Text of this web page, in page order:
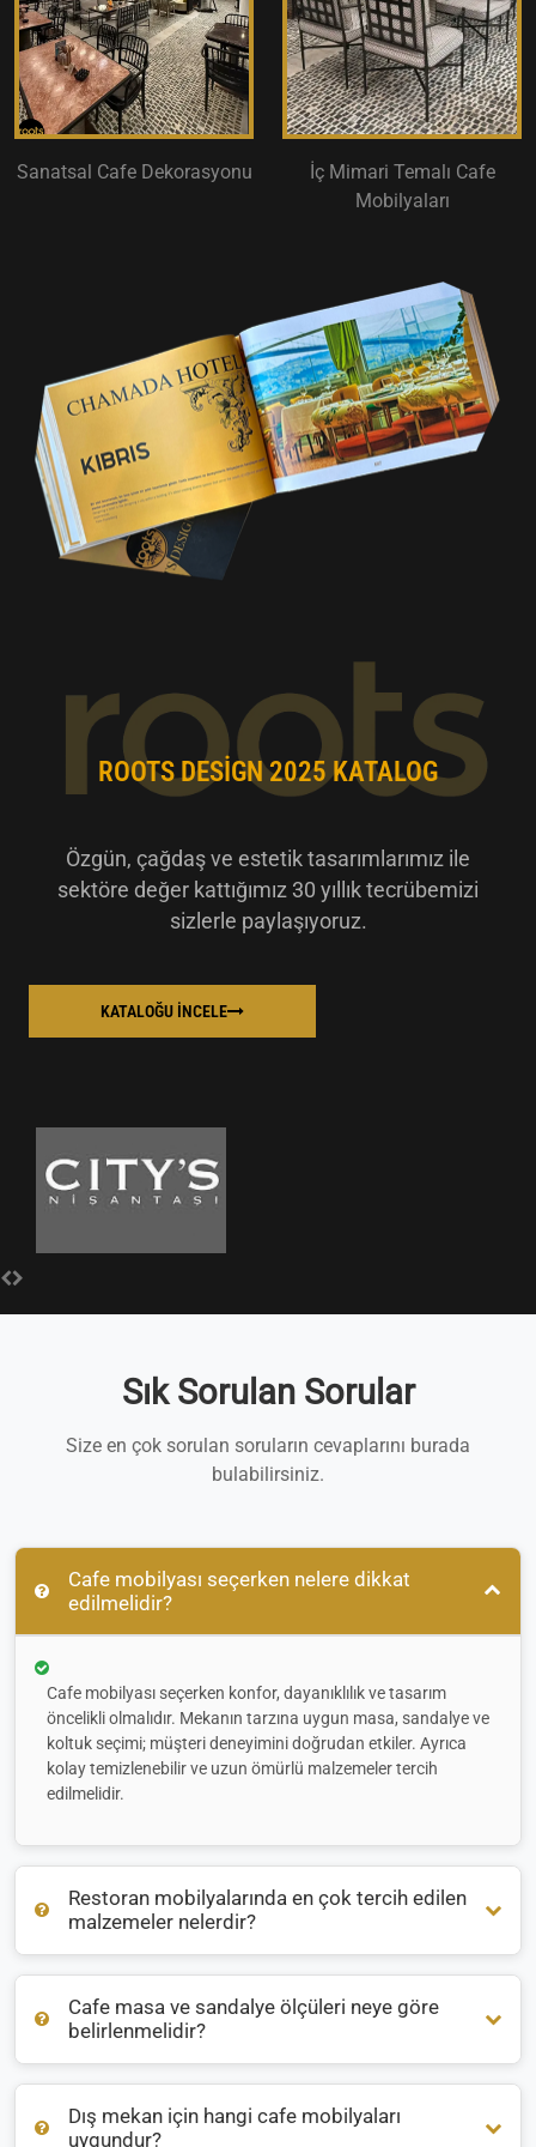
Sanatsal Cafe Dekorasyonu
İç Mimari Temalı Cafe
Mobilyaları
ROOTS DESIGN 2025 KATALOG
Özgün, çağdaş ve estetik tasarımlarımız ile
sektöre değer kattığımız 30 yıllık tecrübemizi
sizlerle paylaşıyoruz.
KATALOĞU İNCELE
Sık Sorulan Sorular
Size en çok sorulan soruların cevaplarını burada
bulabilirsiniz.
Cafe mobilyası seçerken nelere dikkat
edilmelidir?
Cafe mobilyası seçerken konfor, dayanıklılık ve tasarım
öncelikli olmalıdır. Mekanın tarzına uygun masa, sandalye ve
koltuk seçimi; müşteri deneyimini doğrudan etkiler. Ayrıca
kolay temizlenebilir ve uzun ömürlü malzemeler tercih
edilmelidir.
Restoran mobilyalarında en çok tercih edilen
malzemeler nelerdir?
Restoran mobilyalarında genellikleahşap ,metalverattan
malzemeler öne çıkar. İç mekanlarda sıcak bir atmosfer için
ahşap, dış mekanlarda ise hava koşullarına dayanıklı
alüminyum veya rattan tercih edilir.
Cafe masa ve sandalye ölçüleri neye göre
belirlenmelidir?
Masa ve sandalye ölçüleri, mekanın büyüklüğüne ve oturma
Dış mekan için hangi cafe mobilyaları
uygundur?